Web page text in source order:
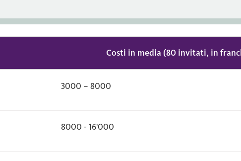
Costi in media (80 invitati, in
3000 – 8000
8000 - 16'000